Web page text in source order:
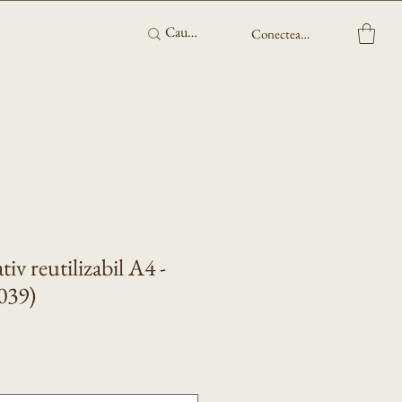
Conectează-te
reutilizabil A4 -